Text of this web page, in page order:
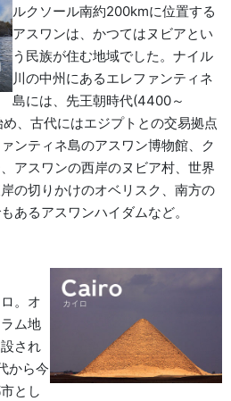
ルクソール南約200kmに位置する
アスワンは、かつてはヌビアとい
う民族が住む地域でした。ナイル
川の中州にあるエレファンティネ
島には、先王朝時代(4400～
、古代にはエジプトとの交易拠点
ンティネ島のアスワン博物館、ク
アスワンの西岸のヌビア村、世界
の切りかけのオベリスク、南方の
あるアスワンハイダムなど。
。オ
ム地
され
から今
とし